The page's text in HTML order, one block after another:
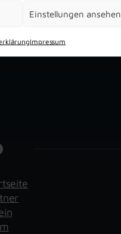
Einstellungen ansehen
Impressum
Air 2026